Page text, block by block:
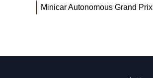
Minicar Autonomous Grand Prix